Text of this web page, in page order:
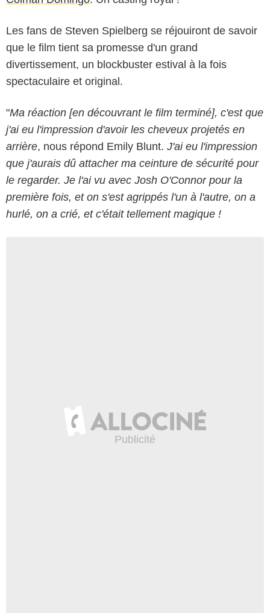
Les fans de Steven Spielberg se réjouiront de savoir
que le film tient sa promesse d'un grand
divertissement, un blockbuster estival à la fois
spectaculaire et original.
"Ma réaction [en découvrant le film terminé], c'est que
j'ai eu l'impression d'avoir les cheveux projetés en
arrière, nous répond Emily Blunt. J'ai eu l'impression
que j'aurais dû attacher ma ceinture de sécurité pour
le regarder. Je l'ai vu avec Josh O'Connor pour la
première fois, et on s'est agrippés l'un à l'autre, on a
hurlé, on a crié, et c'était tellement magique !